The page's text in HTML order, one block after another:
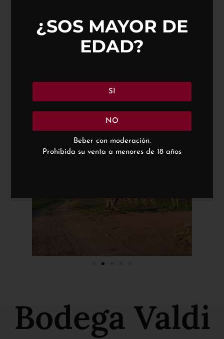
Descubre
Nuestros Viñedos
Bodega Valdi
¿SOS MAYOR DE
EDAD?
SI
NO
Beber con moderación.
Prohibida su venta a menores de 18 años